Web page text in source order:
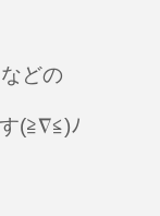
どの
(≧∇≦)ﾉ